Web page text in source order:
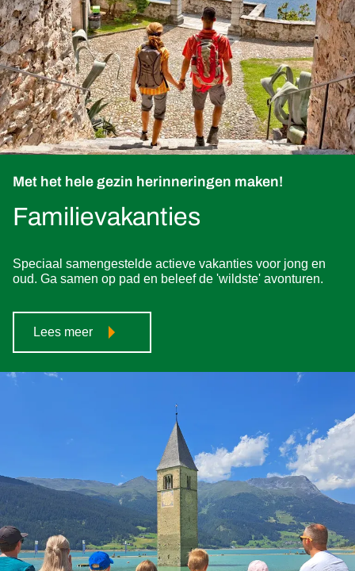
Met het hele gezin herinneringen maken!
Familievakanties
Speciaal samengestelde actieve vakanties voor jong en
oud. Ga samen op pad en beleef de 'wildste' avonturen.
Lees meer